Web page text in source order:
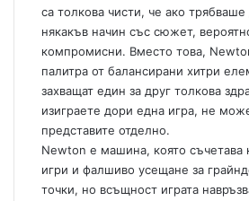
са толкова чисти, че ако трябваше
някакъв начин със сюжет,
компромисни. Вместо това,
палитра от балансирани хитри
захващат един за друг толкова
изиграете дори една игра, не
представите отделно.
Newton е машина, която съчетава
игри и фалшиво усещане за
точки, но всъщност играта